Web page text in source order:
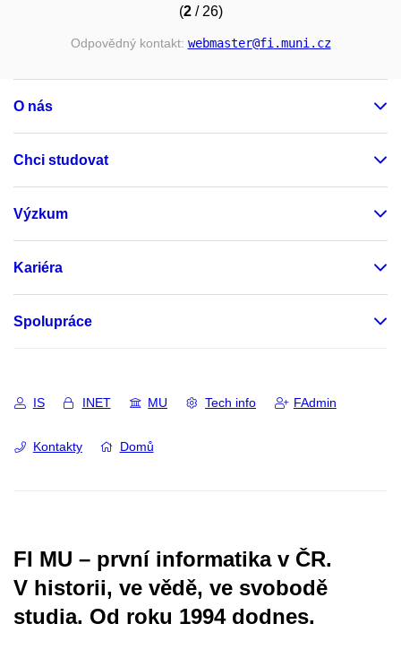
(2/ 26)
Odpovědný kontakt: webmaster@fi.muni.cz
O nás
Chci studovat
Výzkum
Kariéra
Spolupráce
IS INET MU Tech info FAdmin
Kontakty Domů
FI MU – první informatika v ČR.
V historii, ve vědě, ve svobodě
studia. Od roku 1994 dodnes.